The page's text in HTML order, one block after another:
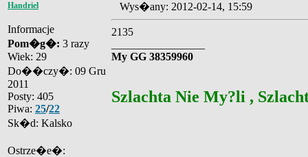
Handriel
Informacje
Pom�g�: 3 razy
Wiek: 29
Do��czy�: 09 Gru
2011
Posty: 405
Piwa: 25/22
Sk�d: Kalsko
Ostrze�e�:
Wys�any: 2012-02-14, 15:59
2135
My GG 38359960
Szlachta Nie My?li ,